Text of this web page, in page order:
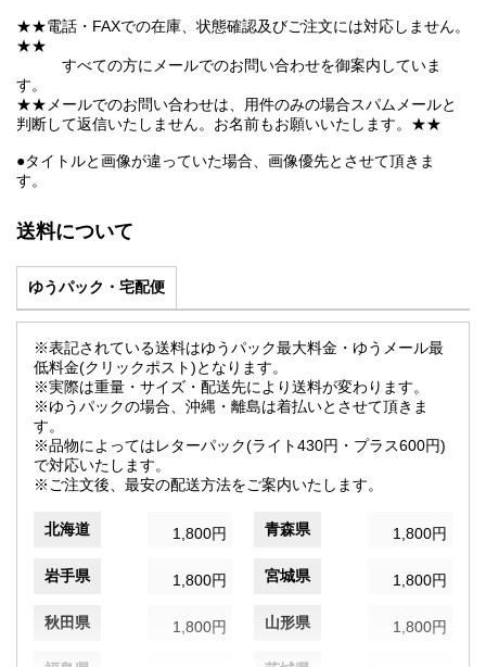
★★電話・FAXでの在庫、状態確認及びご注文には対応しません。
★★
すべての方にメールでのお問い合わせを御案内していま
す。
★★メールでのお問い合わせは、用件のみの場合スパムメールと
判断して返信いたしません。お名前もお願いいたします。★★
●タイトルと画像が違っていた場合、画像優先とさせて頂きま
す。
送料について
ゆうパック・宅配便
※表記されている送料はゆうパック最大料金・ゆうメール最
低料金(クリックポスト)となります。
※実際は重量・サイズ・配送先により送料が変わります。
※ゆうパックの場合、沖縄・離島は着払いとさせて頂きま
す。
※品物によってはレターパック(ライト430円・プラス600円)
で対応いたします。
※ご注文後、最安の配送方法をご案内いたします。
北海道 1,800円 青森県 1,800円
岩手県 1,800円 宮城県 1,800円
秋田県 1,800円 山形県 1,800円